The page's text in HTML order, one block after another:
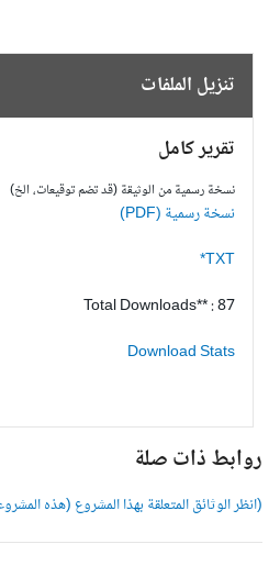
تنزيل الملفات
تقرير كامل
نسخة رسمية من الوثيقة (قد تضم توقيعات، الخ)
نسخة رسمية (PDF)
TXT*
Total Downloads** : 87
Download Stats
روابط ذات صلة
(انظر الوثائق المتعلقة بهذا المشروع (هذه المشروعات